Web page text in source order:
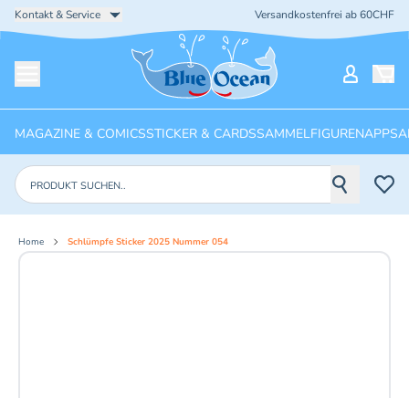
Kontakt & Service Versandkostenfrei ab 60CHF
Startseite
MAGAZINE & COMICSSTICKER & CARDSSAMMELFIGURENAPPS
Produkte suchen
Home Schlümpfe Sticker 2025 Nummer 054